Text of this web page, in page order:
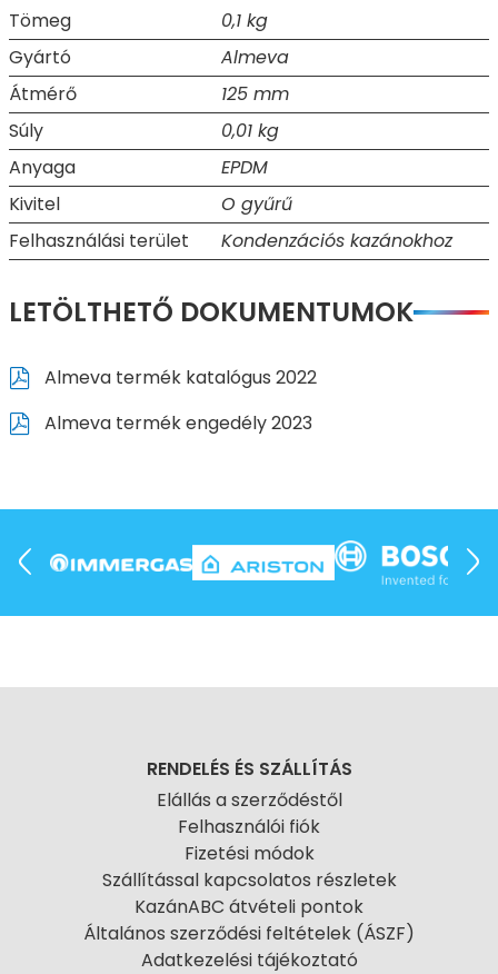
Tömeg
0,1 kg
Gyártó
Almeva
Átmérő
125 mm
Súly
0,01 kg
Anyaga
EPDM
Kivitel
O gyűrű
Felhasználási terület
Kondenzációs kazánokhoz
LETÖLTHETŐ DOKUMENTUMOK
Almeva termék katalógus 2022
Almeva termék engedély 2023
RENDELÉS ÉS SZÁLLÍTÁS
Elállás a szerződéstől
Felhasználói fiók
Fizetési módok
Szállítással kapcsolatos részletek
KazánABC átvételi pontok
Általános szerződési feltételek (ÁSZF)
Adatkezelési tájékoztató